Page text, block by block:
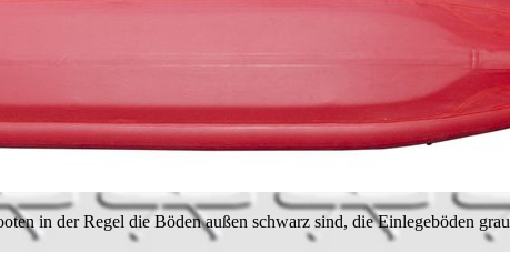
in der Regel die Böden außen schwarz sind, die Einlegeböden grau